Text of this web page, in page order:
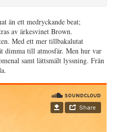
än ett medryckande beat;
av ärkesvinet Brown.
Med ett mer tillbakalutat
dimma till atmosfär. Men hur var
samt lättsmält lyssning. Från